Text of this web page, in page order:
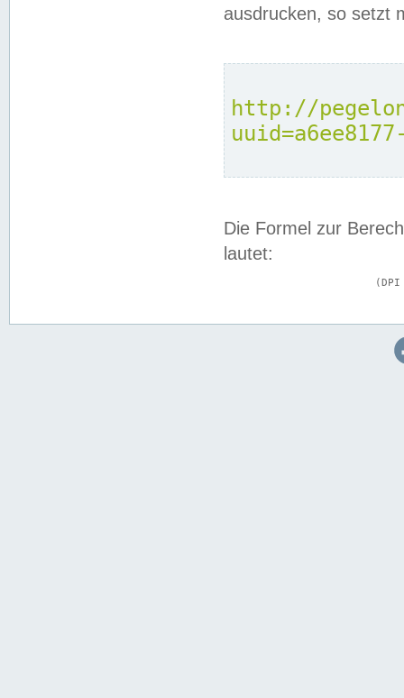
ausdrucken, so setzt
http://
Die Formel zur
lautet: